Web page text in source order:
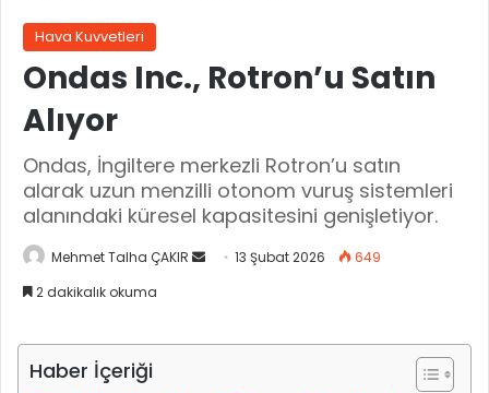
Hava Kuvvetleri
Ondas Inc., Rotron’u Satın
Alıyor
Ondas, İngiltere merkezli Rotron’u satın
alarak uzun menzilli otonom vuruş sistemleri
alanındaki küresel kapasitesini genişletiyor.
Mehmet Talha ÇAKIR 13 Şubat 2026
649
2 dakikalık okuma
Haber İçeriği